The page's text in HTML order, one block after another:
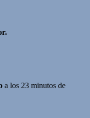
a los 23 minutos de